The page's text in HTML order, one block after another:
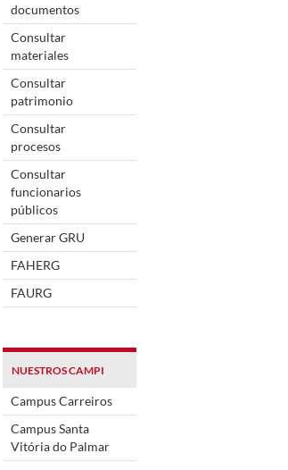
documentos
Consultar
materiales
Consultar
patrimonio
Consultar
procesos
Consultar
funcionarios
públicos
Generar GRU
FAHERG
FAURG
NUESTROS CAMPI
Campus Carreiros
Campus Santa
Vitória do Palmar